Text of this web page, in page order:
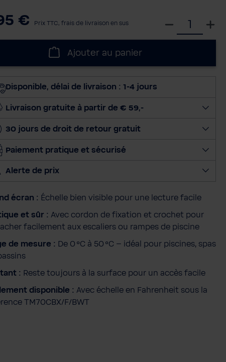
€ Prix TTC, frais de livraison en sus
c
o
n
r
é
Ajouter au panier
Disponible, délai de livraison : 1-4 jours
Livraison gratuite à partir de € 59,-
30 jours de droit de retour gratuit
Paiement pratique et sécurisé
Alerte de prix
écran : Échelle bien visible pour une lecture facile
et sûr : Avec cordon de fixation et crochet pour
facilement aux escaliers ou rampes de piscine
de mesure : De 0 °C à 50 °C – idéal pour piscines, spas
: Reste toujours à la surface pour un accès facile
disponible : Avec échelle en Fahrenheit sous la
TM70CBX/F/BWT